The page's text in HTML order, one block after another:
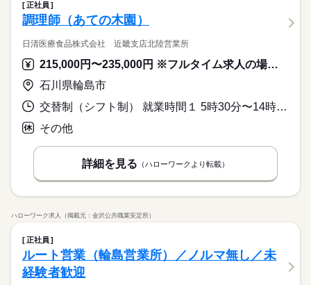
正社員
調理師（あての木園）
日清医療食品株式会社 近畿支店北陸営業所
215,000円〜235,000円 ※フルタイム求人の場合は月額（換算額）、パート求人の場合は時間額を表示しています。
石川県輪島市
交替制（シフト制） 就業時間１ 5時30分〜14時30分 就業時間２ 9時30分〜18時30分
その他
詳細を見る （ハローワークより転載）
ハローワーク求人（掲載元：金沢公共職業安定所）
正社員
ルート営業（輪島営業所）／ノルマ無し／未
経験者歓迎